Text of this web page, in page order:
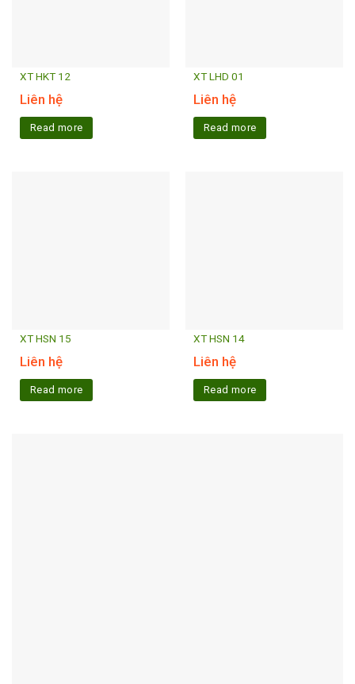
XT HKT 12
Liên hệ
Read more
XT LHD 01
Liên hệ
Read more
XT HSN 15
Liên hệ
Read more
XT HSN 14
Liên hệ
Read more